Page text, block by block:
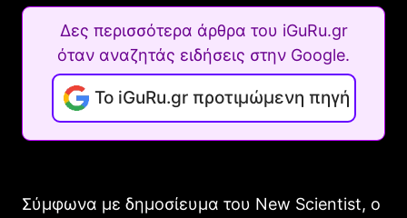
Δες περισσότερα άρθρα του iGuRu.gr
όταν αναζητάς ειδήσεις στην Google.
Το iGuRu.gr προτιμώμενη πηγή
Σύμφωνα με δημοσίευμα του New Scientist, ο